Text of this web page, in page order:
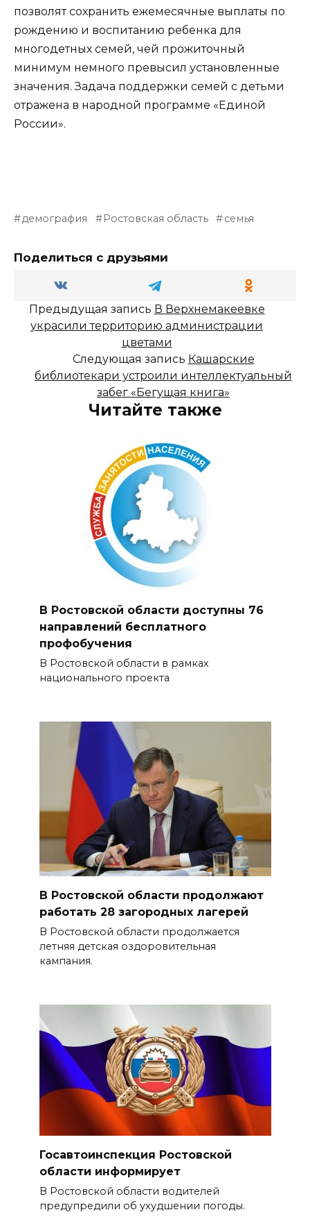
позволят сохранить ежемесячные выплаты по
рождению и воспитанию ребенка для
многодетных семей, чей прожиточный
минимум немного превысил установленные
значения. Задача поддержки семей с детьми
отражена в народной программе «Единой
России».
демография Ростовская область семья
Поделиться с друзьями
Предыдущая запись В Верхнемакеевке
украсили территорию администрации
цветами
Следующая запись Кашарские
библиотекари устроили интеллектуальный
забег «Бегущая книга»
Читайте также
В Ростовской области доступны 76
направлений бесплатного
профобучения
В Ростовской области в рамках
национального проекта
В Ростовской области продолжают
работать 28 загородных лагерей
В Ростовской области продолжается
летняя детская оздоровительная
кампания.
Госавтоинспекция Ростовской
области информирует
В Ростовской области водителей
предупредили об ухудшении погоды.